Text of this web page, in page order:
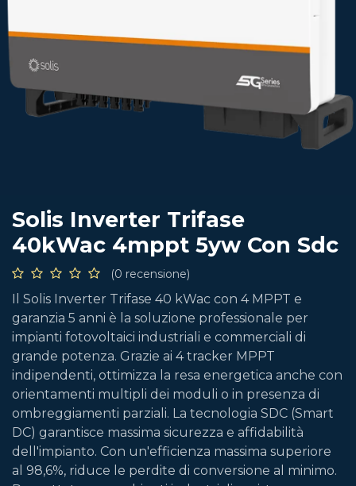
Solis Inverter Trifase
40kWac 4mppt 5yw Con Sdc
(0 recensione)
Il Solis Inverter Trifase 40 kWac con 4 MPPT e
garanzia 5 anni è la soluzione professionale per
impianti fotovoltaici industriali e commerciali di
grande potenza. Grazie ai 4 tracker MPPT
indipendenti, ottimizza la resa energetica anche con
orientamenti multipli dei moduli o in presenza di
ombreggiamenti parziali. La tecnologia SDC (Smart
DC) garantisce massima sicurezza e affidabilità
dell'impianto. Con un'efficienza massima superiore
al 98,6%, riduce le perdite di conversione al minimo.